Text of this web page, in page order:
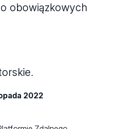
obowiązkowych
2022